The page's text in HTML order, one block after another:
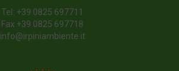
Tel: +39 0825 697711
Fax +39 0825 697718
info@irpiniambiente.it